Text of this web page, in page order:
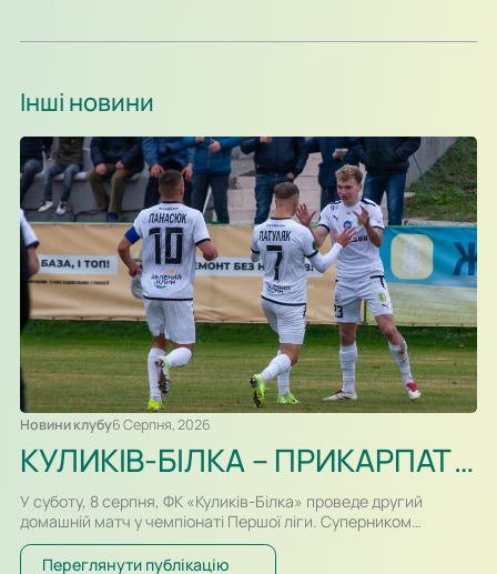
Інші новини
Новини клубу6 Серпня, 2026
КУЛИКІВ-БІЛКА – ПРИКАРПАТТЯ-БЛАГО. ПРЕВ’Ю, ВІДЕОТРАНСЛЯЦІЯ
У суботу, 8 серпня, ФК «Куликів-Білка» проведе другий
домашній матч у чемпіонаті Першої ліги. Суперником
команди Сергія Атласюка стане івано-франківське
«Прикарпаття-Благо». Поєдинок на «Арені Куликів»
Переглянути публікацію